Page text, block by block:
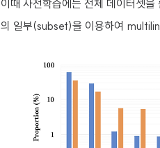
이때 사전학습에는 전체 데이터셋
의 일부(subset)을 이용하여